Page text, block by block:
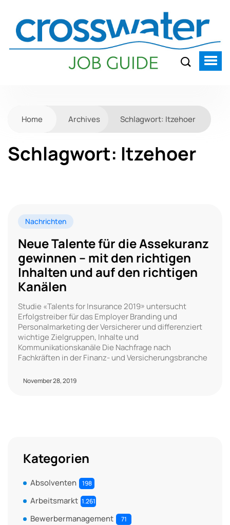
Home Archives Schlagwort: Itzehoer
Schlagwort: Itzehoer
Nachrichten
Neue Talente für die Assekuranz
gewinnen – mit den richtigen
Inhalten und auf den richtigen
Kanälen
Studie «Talents for Insurance 2019» untersucht
Erfolgstreiber für das Employer Branding und
Personalmarketing der Versicherer und differenziert
wichtige Zielgruppen, Inhalte und
Kommunikationskanäle Die Nachfrage nach
Fachkräften in der Finanz- und Versicherungsbranche
November 28, 2019
Kategorien
Absolventen 198
Arbeitsmarkt 1.261
Bewerbermanagement 71